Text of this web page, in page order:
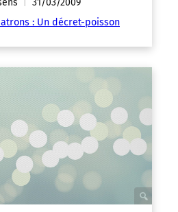
| 31/03/2009
: Un décret-poisson